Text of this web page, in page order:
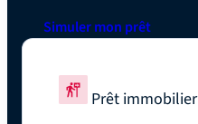
Simuler mon prêt
Prêt immobilier